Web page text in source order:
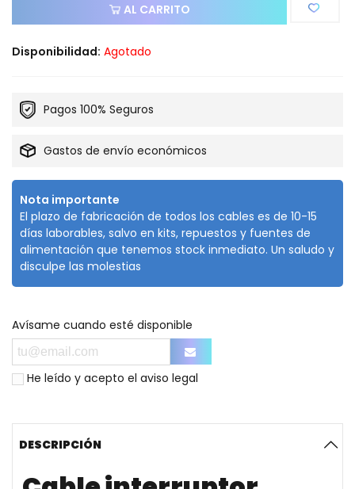
AL CARRITO
Disponibilidad: Agotado
Pagos 100% Seguros
Gastos de envío económicos
Nota importante
El plazo de fabricación de todos los cables es de 10-15
días laborables, salvo en kits, repuestos y fuentes de
alimentación que tenemos stock inmediato. Un saludo y
disculpe las molestias
Avísame cuando esté disponible
He leído y acepto el aviso legal
DESCRIPCIÓN